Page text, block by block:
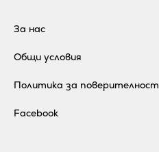
За нас
Общи условия
Политика за поверителност
Facebook